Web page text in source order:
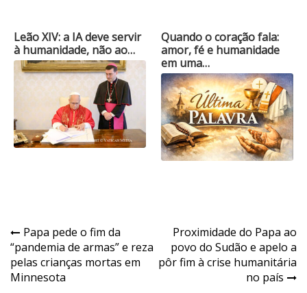
Leão XIV: a IA deve servir
à humanidade, não ao…
Quando o coração fala:
amor, fé e humanidade
em uma…
Navegação
de
Post
Papa pede o fim da
“pandemia de armas” e reza
pelas crianças mortas em
Minnesota
Proximidade do Papa ao
povo do Sudão e apelo a
pôr fim à crise humanitária
no país